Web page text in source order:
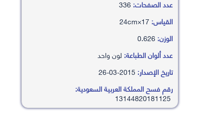
عدد الصفحات:
القياس:
الوزن:
عدد ألوان الطباعة: لون واحد
تاريخ الإصدار:
رقم فسح المملكة العربية السعودية:
13144820181125